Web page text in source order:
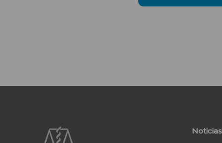
Noticias